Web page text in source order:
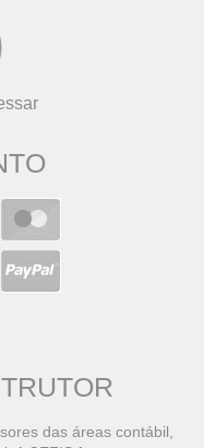
das áreas contábil,